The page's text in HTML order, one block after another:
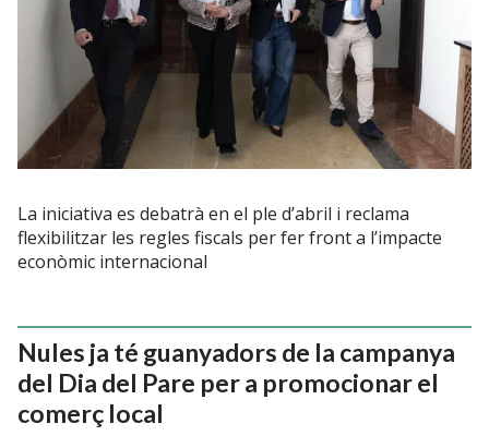
La iniciativa es debatrà en el ple d’abril i reclama
flexibilitzar les regles fiscals per fer front a l’impacte
econòmic internacional
Nules ja té guanyadors de la campanya
del Dia del Pare per a promocionar el
comerç local